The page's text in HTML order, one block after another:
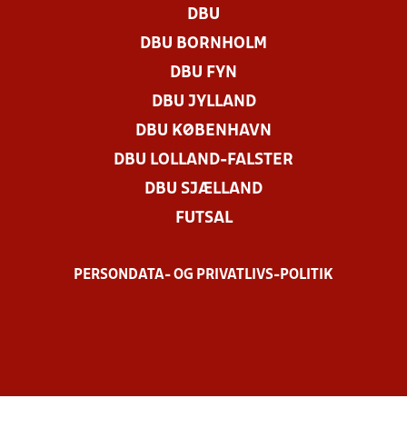
DBU
DBU BORNHOLM
DBU FYN
DBU JYLLAND
DBU KØBENHAVN
DBU LOLLAND-FALSTER
DBU SJÆLLAND
FUTSAL
PERSONDATA- OG PRIVATLIVS-POLITIK